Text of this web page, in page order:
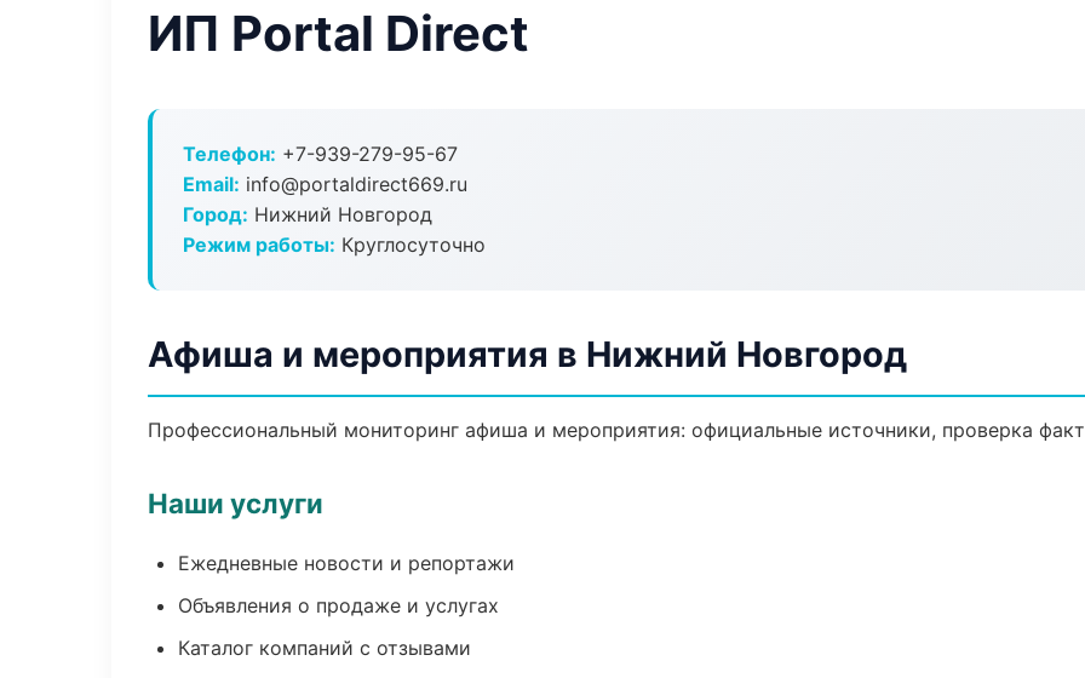
ИП Portal Direct
Телефон: +7-939-279-95-67
Email: info@portaldirect669.ru
Город: Нижний Новгород
Режим работы: Круглосуточно
Афиша и мероприятия в Нижний Новгород
Профессиональный мониторинг афиша и мероприятия: официальные источники, проверка
Наши услуги
Ежедневные новости и репортажи
Объявления о продаже и услугах
Каталог компаний с отзывами